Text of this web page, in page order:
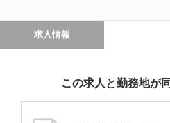
求人情報
この求人と勤務地が